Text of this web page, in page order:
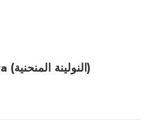
Beaucarnea recurvata (النولينة المنحنية)